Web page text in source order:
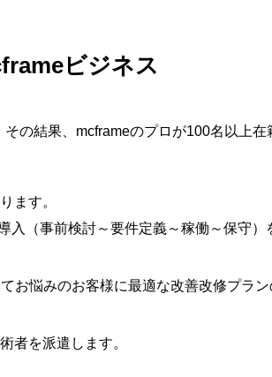
ビジネス
の結果、mcframeのプロが100名以上在
ます。
（事前検討～要件定義～稼働～保守）
お悩みのお客様に最適な改善改修プラ
者を派遣します。